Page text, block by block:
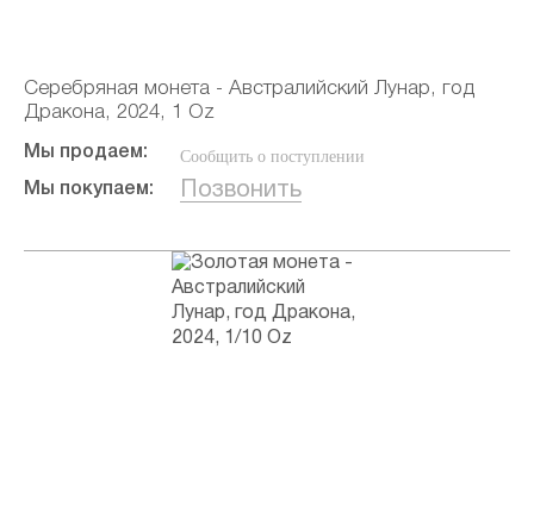
Серебряная монета - Австралийский Лунар, год
Дракона, 2024, 1 Oz
Мы продаем: Сообщить о поступлении
Мы покупаем: Позвонить